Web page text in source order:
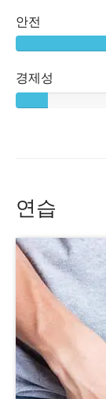
안전
경제성
연습